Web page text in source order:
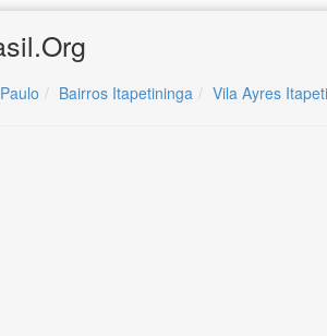
Bairros Itapetininga Vila Ayres